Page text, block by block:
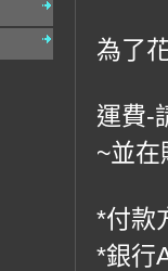
為了
運費-
~並在
*付款
*銀行